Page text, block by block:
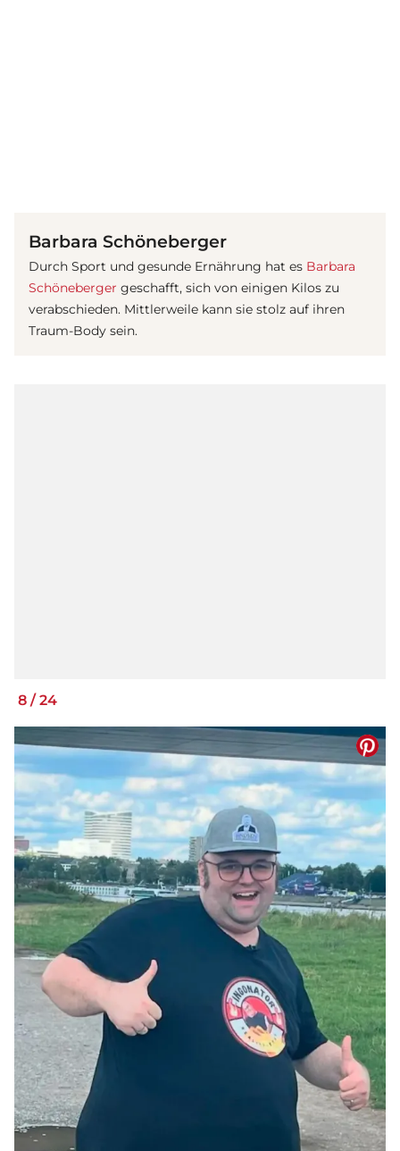
Barbara Schöneberger
Durch Sport und gesunde Ernährung hat es Barbara
Schöneberger geschafft, sich von einigen Kilos zu
verabschieden. Mittlerweile kann sie stolz auf ihren
Traum-Body sein.
8 /24